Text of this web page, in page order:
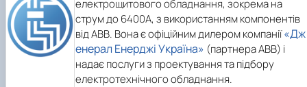
електрощитового обладнання, зокрема на
струм до 6400А, з використанням компонентів
від ABB. Вона є офіційним дилером компанії«Дж
енерал Енерджі Україна» (партнера ABB) і
надає послуги з проектування та підбору
електротехнічного обладнання.